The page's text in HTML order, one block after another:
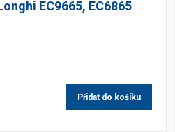
EC9665, EC6865
Přidat do košíku